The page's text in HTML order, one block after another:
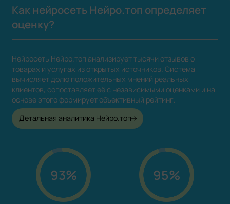
Как нейросеть Нейро.топ определяет
оценку?
Нейросеть Нейро.топ анализирует тысячи отзывов о
товарах и услугах из открытых источников. Система
вычисляет долю положительных мнений реальных
клиентов, сопоставляет её с независимыми оценками и на
основе этого формирует объективный рейтинг.
Детальная аналитика Нейро.топ
93% 95%